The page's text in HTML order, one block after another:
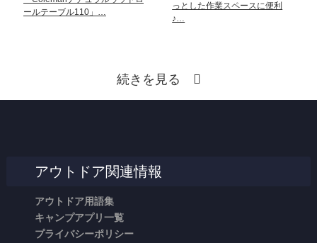
ールテーブル110」…
っとした作業スペースに便利
♪…
続きを見る
アウトドア関連情報
アウトドア用語集
キャンプアプリ一覧
プライバシーポリシー